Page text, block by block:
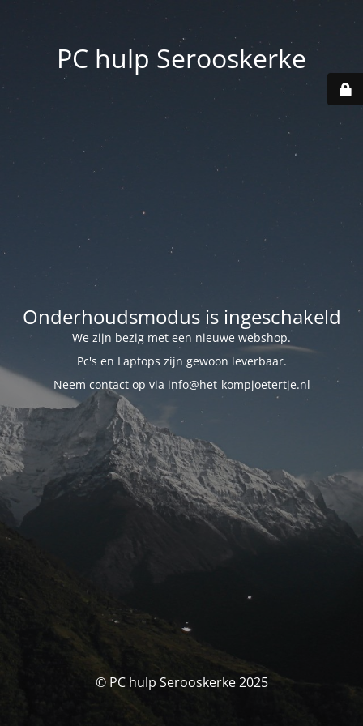
PC hulp Serooskerke
Onderhoudsmodus is ingeschakeld
We zijn bezig met een nieuwe webshop.
Pc's en Laptops zijn gewoon leverbaar.
Neem contact op via info@het-kompjoetertje.nl
© PC hulp Serooskerke 2025